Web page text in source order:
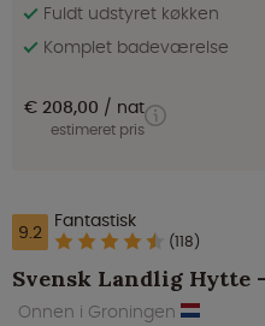
Fuldt udstyret køkken
Komplet badeværelse
€ 208,00 nat
estimeret pris
9.2 Fantastisk
(118)
Svensk Landlig Hytte
Onnen i Groningen